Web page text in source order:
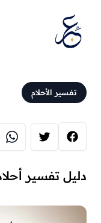
تفسير الأحلام
دليل تفسير